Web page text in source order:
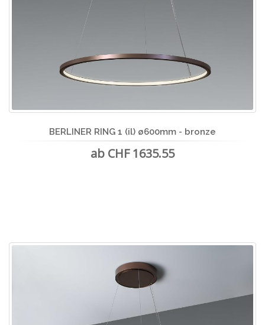
BERLINER RING 1 (il) ø600mm - bronze
ab CHF 1635.55